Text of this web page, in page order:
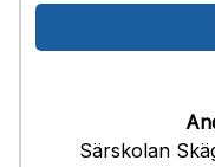
Särskolan